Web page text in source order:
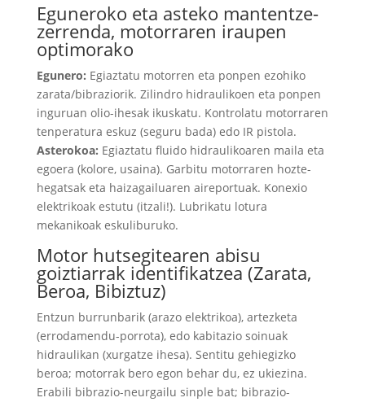
Eguneroko eta asteko mantentze-
zerrenda, motorraren iraupen
optimorako
Egunero: Egiaztatu motorren eta ponpen ezohiko
zarata/bibraziorik. Zilindro hidraulikoen eta ponpen
inguruan olio-ihesak ikuskatu. Kontrolatu motorraren
tenperatura eskuz (seguru bada) edo IR pistola.
Asterokoa: Egiaztatu fluido hidraulikoaren maila eta
egoera (kolore, usaina). Garbitu motorraren hozte-
hegatsak eta haizagailuaren aireportuak. Konexio
elektrikoak estutu (itzali!). Lubrikatu lotura
mekanikoak eskuliburuko.
Motor hutsegitearen abisu
goiztiarrak identifikatzea (Zarata,
Beroa, Bibiztuz)
Entzun burrunbarik (arazo elektrikoa), artezketa
(errodamendu-porrota), edo kabitazio soinuak
hidraulikan (xurgatze ihesa). Sentitu gehiegizko
beroa; motorrak bero egon behar du, ez ukiezina.
Erabili bibrazio-neurgailu sinple bat; bibrazio-